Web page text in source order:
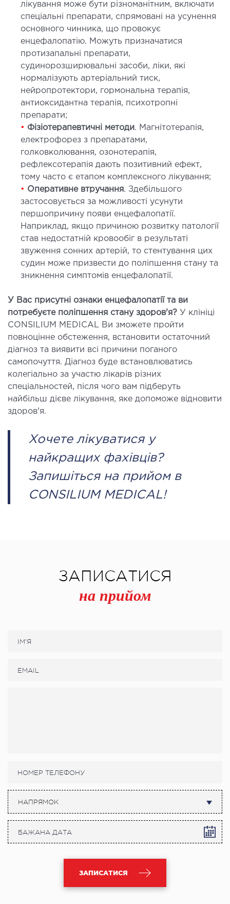
лікування може бути різноманітним, включати
спеціальні препарати, спрямовані на усунення
основного чинника, що провокує
енцефалопатію. Можуть призначатися
протизапальні препарати,
судинорозширювальні засоби, ліки, які
нормалізують артеріальний тиск,
нейропротектори, гормональна терапія,
антиоксидантна терапія, психотропні
препарати;
• Фізіотерапевтичні методи. Магнітотерапія,
електрофорез з препаратами,
голковколювання, озонотерапія,
рефлексотерапія дають позитивний ефект,
тому часто є етапом комплексного лікування;
• Оперативне втручання. Здебільшого
застосовується за можливості усунути
першопричину появи енцефалопатії.
Наприклад, якщо причиною розвитку патології
став недостатній кровообіг в результаті
звуження сонних артерій, то стентування цих
судин може призвести до поліпшення стану та
зникнення симптомів енцефалопатії.
У Вас присутні ознаки енцефалопатії та ви
потребуєте поліпшення стану здоров'я? У клініці
CONSILIUM MEDICAL Ви зможете пройти
повноцінне обстеження, встановити остаточний
діагноз та виявити всі причини поганого
самопочуття. Діагноз буде встановлюватись
колегіально за участю лікарів різних
спеціальностей, після чого вам підберуть
найбільш дієве лікування, яке допоможе відновити
здоров'я.
Хочете лікуватися у
найкращих фахівців?
Запишіться на прийом в
CONSILIUM MEDICAL!
ЗАПИСАТИСЯ
на прийом
НАПРЯМОК
ЗАПИСАТИСЯ